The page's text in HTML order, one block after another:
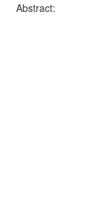
Abstract: